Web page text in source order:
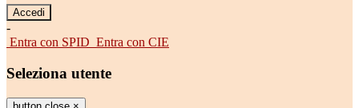
-
Entra con SPID Entra con CIE
Seleziona utente